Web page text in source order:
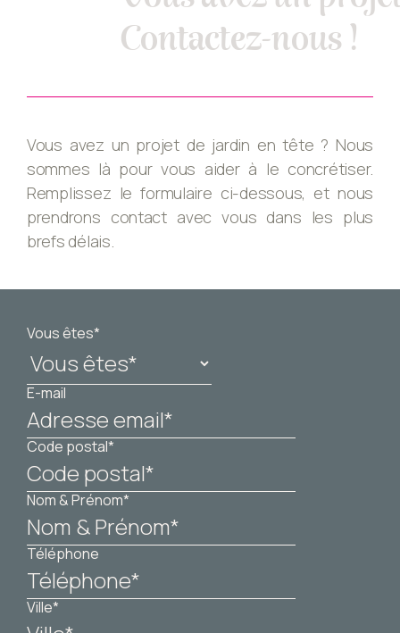
Contactez-nous !
Vous avez un projet de jardin en tête ? Nous
sommes là pour vous aider à le concrétiser.
Remplissez le formulaire ci-dessous, et nous
prendrons contact avec vous dans les plus
brefs délais.
Vous êtes*
E-mail
Code postal*
Nom & Prénom*
Téléphone
Ville*